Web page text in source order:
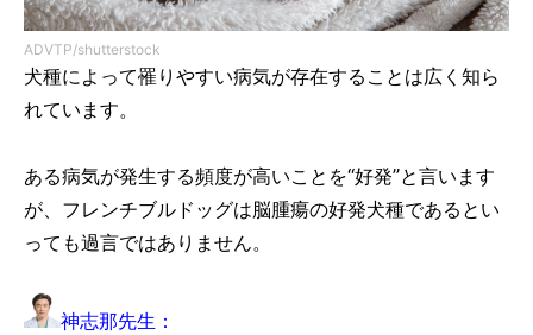
ADVTP/shutterstock
犬種によって罹りやすい病気が存在することは広く知ら
れています。
ある病気が発生する頻度が高いことを“好発”と言います
が、フレンチブルドッグは脳腫瘍の好発犬種であるとい
っても過言ではありません。
神志那先生：